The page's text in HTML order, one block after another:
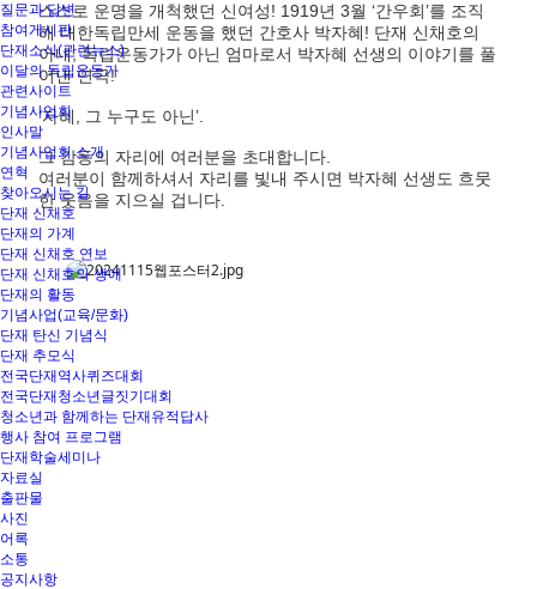
질문과 답변
참여게시판
단재소식(관련뉴스)
이달의 독립운동가
관련사이트
기념사업회
인사말
기념사업회 소개
연혁
찾아오시는 길
단재 신채호
단재의 가계
단재 신채호 연보
단재 신채호의 생애
단재의 활동
기념사업(교육/문화)
단재 탄신 기념식
단재 추모식
전국단재역사퀴즈대회
전국단재청소년글짓기대회
청소년과 함께하는 단재유적답사
행사 참여 프로그램
단재학술세미나
자료실
출판물
사진
어록
소통
공지사항
스스로 운명을 개척했던 신여성! 1919년 3월 ‘간우회’를 조직
해 대한독립만세 운동을 했던 간호사 박자혜! 단재 신채호의
아내, 독립운동가가 아닌 엄마로서 박자혜 선생의 이야기를 풀
어낸 연극!
‘자혜, 그 누구도 아닌’.
그 감동의 자리에 여러분을 초대합니다.
여러분이 함께하셔서 자리를 빛내 주시면 박자혜 선생도 흐뭇
한 웃음을 지으실 겁니다.